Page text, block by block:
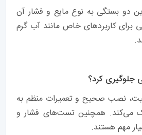
دو بستگی به نوع مایع و فشار آن
برای کاربردهای خاص مانند آب گرم
جلوگیری کرد؟
نصب صحیح و تعمیرات منظم به
می‌کند. همچنین تست‌های فشار و
مهم هستند.